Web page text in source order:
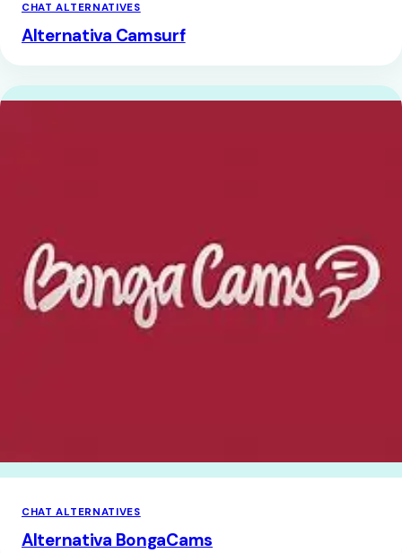
CHAT ALTERNATIVES
Alternativa Camsurf
CHAT ALTERNATIVES
Alternativa BongaCams